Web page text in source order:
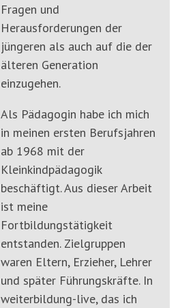
Fragen und
Herausforderungen der
jüngeren als auch auf die der
älteren Generation
einzugehen.
Als Pädagogin habe ich mich
in meinen ersten Berufsjahren
ab 1968 mit der
Kleinkindpädagogik
beschäftigt. Aus dieser Arbeit
ist meine
Fortbildungstätigkeit
entstanden. Zielgruppen
waren Eltern, Erzieher, Lehrer
und später Führungskräfte. In
weiterbildung-live, das ich